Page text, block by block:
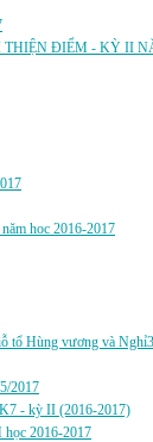
THIỆN ĐIỂM - KỲ II
hoc 2016-2017
tổ Hùng vương và
2017
- kỳ II (2016-2017)
2016-2017